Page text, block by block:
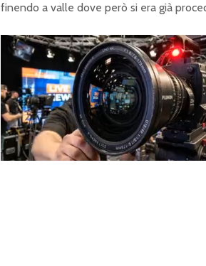
finendo a valle dove però si era già
n
m
L
o